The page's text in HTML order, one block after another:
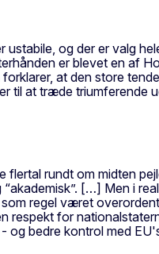
og der er valg
er blevet en af
at den store
til at træde triumferende
flertal rundt om midten
[…] Men i
regel været
respekt for
og bedre kontrol med